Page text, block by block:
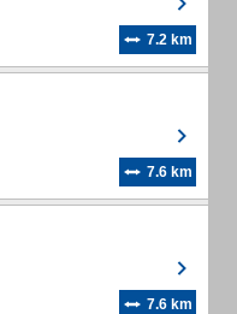
7.2 km
7.6 km
7.6 km